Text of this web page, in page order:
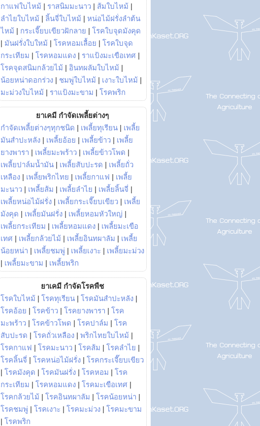
กาแฟใบไหม้ | ราสนิมมะนาว | ส้มใบไหม้ |
ลำไยใบไหม้ | ลิ้นจี่ใบไหม้ | หน่อไม้ฝรั่งลำต้น
ไหม้ | กระเจี๊ยบเขียวฝักลาย | โรคใบจุดมังคุด
| มันฝรั่งใบใหม้ | โรคหอมเลื้อย | โรคใบจุด
กระเทียม | โรคหอมแดง | ราแป้งมะเขือเทศ |
โรคจุดสนิมกล้วยไม้ | อินทผลัมใบไหม้ |
น้อยหน่าดอกร่วง | ชมพู่ใบไหม้ | เงาะใบไหม้ |
มะม่วงใบไหม้ | ราแป้งมะขาม | โรคพริก
ยาเคมี กำจัดเพลี้ยต่างๆ
กำจัดเพลี้ยต่างๆทุกชนิด | เพลี้ยทุเรียน | เพลี้ย
มันสำปะหลัง | เพลี้ยอ้อย | เพลี้ยข้าว | เพลี้ย
ยางพารา | เพลี้ยมะพร้าว | เพลี้ยข้าวโพด |
เพลี้ยปาล์มน้ำมัน | เพลี้ยสับปะรด | เพลี้ยถั่ว
เหลือง | เพลี้ยพริกไทย | เพลี้ยกาแฟ | เพลี้ย
มะนาว | เพลี้ยส้ม | เพลี้ยลำไย | เพลี้ยลิ้นจี่ |
เพลี้ยหน่อไม้ฝรั่ง | เพลี้ยกระเจี๊ยบเขียว | เพลี้ย
มังคุด | เพลี้ยมันฝรั่ง | เพลี้ยหอมหัวใหญ่ |
เพลี้ยกระเทียม | เพลี้ยหอมแดง | เพลี้ยมะเขือ
เทศ | เพลี้ยกล้วยไม้ | เพลี้ยอินทผาลัม | เพลี้ย
น้อยหน่า | เพลี้ยชมพู่ | เพลี้ยเงาะ | เพลี้ยมะม่วง
| เพลี้ยมะขาม | เพลี้ยพริก
ยาเคมี กำจัดโรคพืช
โรคใบไหม้ | โรคทุเรียน | โรคมันสำปะหลัง |
โรคอ้อย | โรคข้าว | โรคยางพารา | โรค
มะพร้าว | โรคข้าวโพด | โรคปาล์ม | โรค
สับปะรด | โรคถั่วเหลือง | พริกไทยใบไหม้ |
โรคกาแฟ | โรคมะนาว | โรคส้ม | โรคลำไย |
โรคลิ้นจี่ | โรคหน่อไม้ฝรั่ง | โรคกระเจี๊ยบเขียว
| โรคมังคุด | โรคมันฝรั่ง | โรคหอม | โรค
กระเทียม | โรคหอมแดง | โรคมะเขือเทศ |
โรคกล้วยไม้ | โรคอินทผาลัม | โรคน้อยหน่า |
โรคชมพู่ | โรคเงาะ | โรคมะม่วง | โรคมะขาม
| โรคพริก